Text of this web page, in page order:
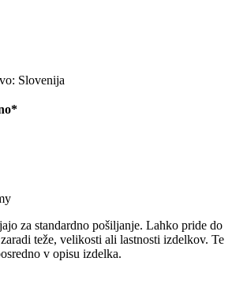
Slovenija
za standardno pošiljanje. Lahko pride do
teže, velikosti ali lastnosti izdelkov. Te
v opisu izdelka.